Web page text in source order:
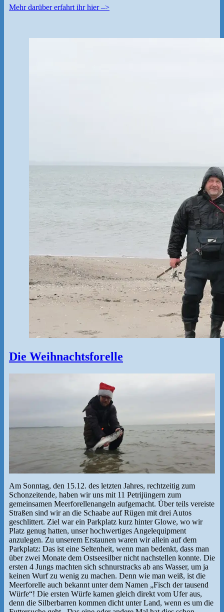
Mehr darüber erfahrt ihr hier –>
Die Weihnachtsforelle
Am Sonntag, den 15.12. des letzten Jahres, rechtzeitig zum
Schonzeitende, haben wir uns mit 11 Petrijüngern zum
gemeinsamen Meerforellenangeln aufgemacht. Über teils vereiste
Straßen sind wir an die Schaabe auf Rügen mit drei Autos
geschlittert. Ziel war ein Parkplatz kurz hinter Glowe, wo wir
Platz genug hatten, unser hochwertiges Angelequipment
anzulegen. Zu unserem Erstaunen waren wir allein auf dem
Parkplatz: Das ist eine Seltenheit, wenn man bedenkt, dass man
über zwei Monate dem Ostseesilber nicht nachstellen konnte. Die
ersten 4 Jungs machten sich schnurstracks ab ans Wasser, um ja
keinen Wurf zu wenig zu machen. Denn wie man weiß, ist die
Meerforelle auch bekannt unter dem Namen „Fisch der tausend
Würfe“! Die ersten Würfe kamen gleich direkt vom Ufer aus,
denn die Silberbarren kommen dicht unter Land, wenn es um die